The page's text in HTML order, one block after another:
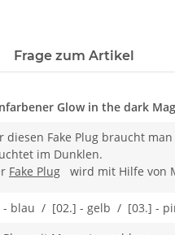
Frage zum Artikel
Glow in the dark
diesen Fake Plug braucht
im Dunklen.
Fake Plug wird mit Hilfe von
- blau / [02.] - gelb / [03.] -